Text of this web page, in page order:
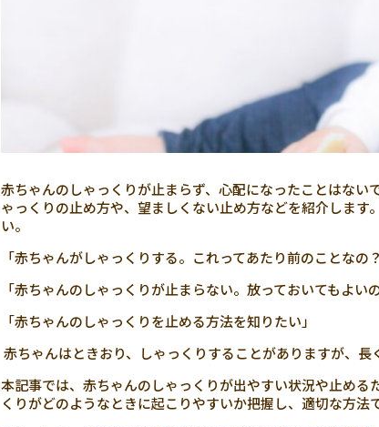
赤ちゃんのしゃっくりが止まらず、心配になったことはな
ゃっくりの止め方や、望ましくない止め方などを紹介しま
い。
「赤ちゃんがしゃっくりする。これってあたり前のことなの？
「赤ちゃんのしゃっくりが止まらない。放っておいてもよいの
「赤ちゃんのしゃっくりを止める方法を知りたい」
赤ちゃんはときおり、しゃっくりすることがありますが、
本記事では、赤ちゃんのしゃっくりが出やすい状況や止め
くりがどのようなときに起こりやすいか把握し、適切な方法